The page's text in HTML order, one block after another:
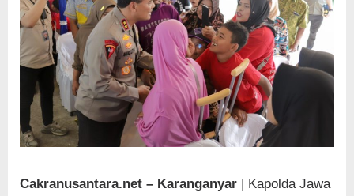
Cakranusantara.net – Karanganyar | Kapolda Jawa